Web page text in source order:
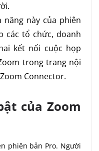
năng này của phiên
các tổ chức, doanh
kết nối cuộc họp
trong trang nội
Connector.
của Zoom
phiên bản Pro. Người